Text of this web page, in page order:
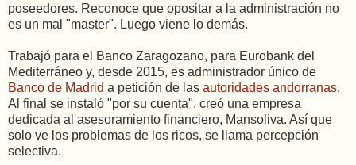
poseedores. Reconoce que opositar a la administración no
es un mal "master". Luego viene lo demás.
Trabajó para el Banco Zaragozano, para Eurobank del
Mediterráneo y, desde 2015, es administrador único de
Banco de Madrid a petición de las autoridades andorranas.
Al final se instaló "por su cuenta", creó una empresa
dedicada al asesoramiento financiero, Mansoliva. Así que
solo ve los problemas de los ricos, se llama percepción
selectiva.